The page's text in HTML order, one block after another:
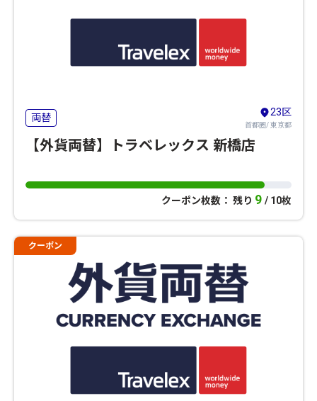
両替 23区
首都圏/ 東京都
【外貨両替】トラベレックス 新橋店
クーポン枚数： 残り 9 / 10枚
クーポン